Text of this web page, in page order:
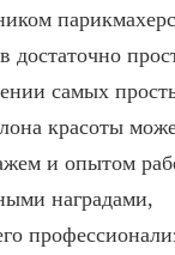
достаточно
самых
красоты
и опытом
наградами,